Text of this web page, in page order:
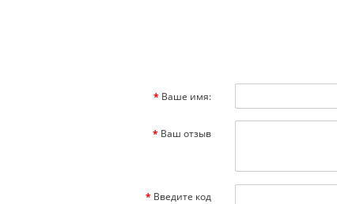
Ваше имя:
Ваш отзыв
Введите код